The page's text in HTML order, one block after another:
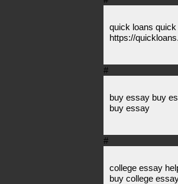
quick loans
https://
#
buy essay buy
buy essay
#
college essay
buy college